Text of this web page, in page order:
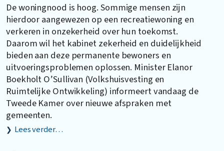
De woningnood is hoog. Sommige mensen zijn
hierdoor aangewezen op een recreatiewoning en
verkeren in onzekerheid over hun toekomst.
Daarom wil het kabinet zekerheid en duidelijkheid
bieden aan deze permanente bewoners en
uitvoeringsproblemen oplossen. Minister Elanor
Boekholt O’Sullivan (Volkshuisvesting en
Ruimtelijke Ontwikkeling) informeert vandaag de
Tweede Kamer over nieuwe afspraken met
gemeenten.
Lees verder…